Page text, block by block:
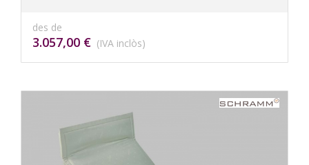
des de
3.057,00 € (IVA inclòs)